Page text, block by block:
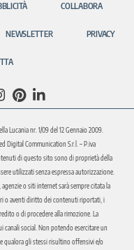
COLLABORA
NEWSLETTER PRIVACY
Lucania nr. 1/09 del 12 Gennaio 2009.
Digital Communication S.r.l. – P.iva
di questo sito sono di proprietà della
utilizzati senza espressa autorizzazione.
o siti internet sarà sempre citata la
o aventi diritto dei contenuti riportati, i
o di procedere alla rimozione. La
canali social. Non potendo esercitare un
qualora gli stessi risultino offensivi e/o